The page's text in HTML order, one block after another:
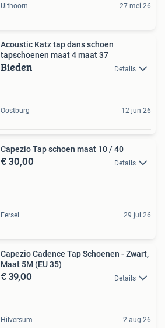
Uithoorn 27 mei 26
Acoustic Katz tap dans schoen
tapschoenen maat 4 maat 37
Bieden Details
Oostburg 12 jun 26
Capezio Tap schoen maat 10 / 40
€ 30,00 Details
Eersel 29 jul 26
Capezio Cadence Tap Schoenen - Zwart,
Maat 5M (EU 35)
€ 39,00 Details
Hilversum 2 aug 26